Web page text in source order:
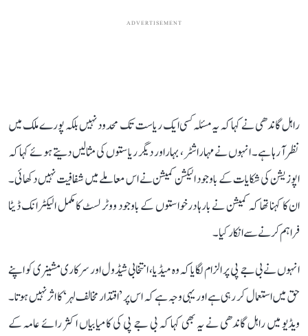
ADVERTISEMENT
راہل گاندھی نے کہا کہ یہ مسئلہ کسی ایک ریاست تک محدود نہیں بلکہ پورے ملک میں
نظر آ رہا ہے۔ انہوں نے مہاراشٹر، بہار اور دیگر ریاستوں کی مثالیں دیتے ہوئے کہا کہ
اپوزیشن کی شکایات کے باوجود الیکشن کمیشن نے اس معاملے میں شفافیت نہیں دکھائی۔
ان کا کہنا تھا کہ کمیشن نے بارہا درخواستوں کے باوجود ووٹر لسٹ کا مکمل الیکٹرانک ڈیٹا
فراہم کرنے سے انکار کیا۔
انہوں نے بی جے پی پر الزام لگایا کہ وہ میڈیا، انتخابی شیڈول اور سرکاری مشینری کو اپنے
حق میں استعمال کر رہی ہے اور یہی وجہ ہے کہ اس پر ’اقتدار مخالف لہر‘ کا اثر نہیں ہوتا۔
ویڈیو میں راہل گاندھی نے یہ بھی کہا کہ بی جے پی کی کامیابیاں اکثر رائے عامہ کے